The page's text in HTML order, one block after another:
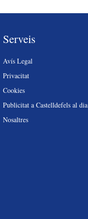
Serveis
Avís Legal
Privacitat
Cookies
Publicitat a Castelldefels al dia
Nosaltres